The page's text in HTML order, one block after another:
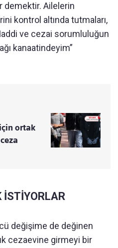
demektir. Ailelerin
kontrol altında tutmaları,
ve cezai sorumluluğun
kanaatindeyim”
ortak
İSTİYORLAR
değişime de değinen
cezaevine girmeyi bir